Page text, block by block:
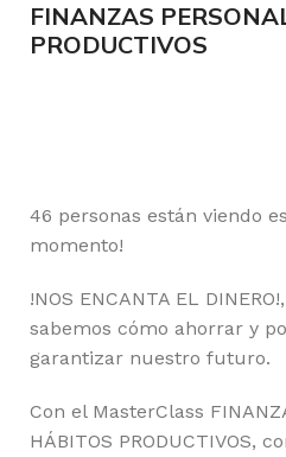
FINANZAS
PRODUCTIVOS
46 personas están viendo
momento!
!NOS ENCANTA EL
sabemos cómo ahorrar y
garantizar nuestro futuro.
Con el MasterClass
HÁBITOS PRODUCTIVOS,